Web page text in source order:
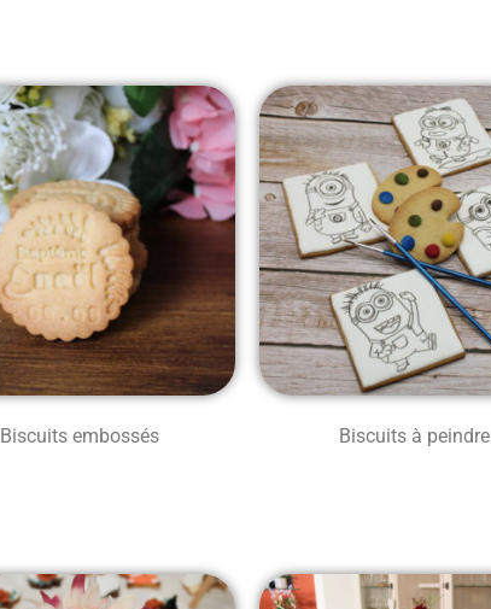
Biscuits embossés Biscuits à peindre